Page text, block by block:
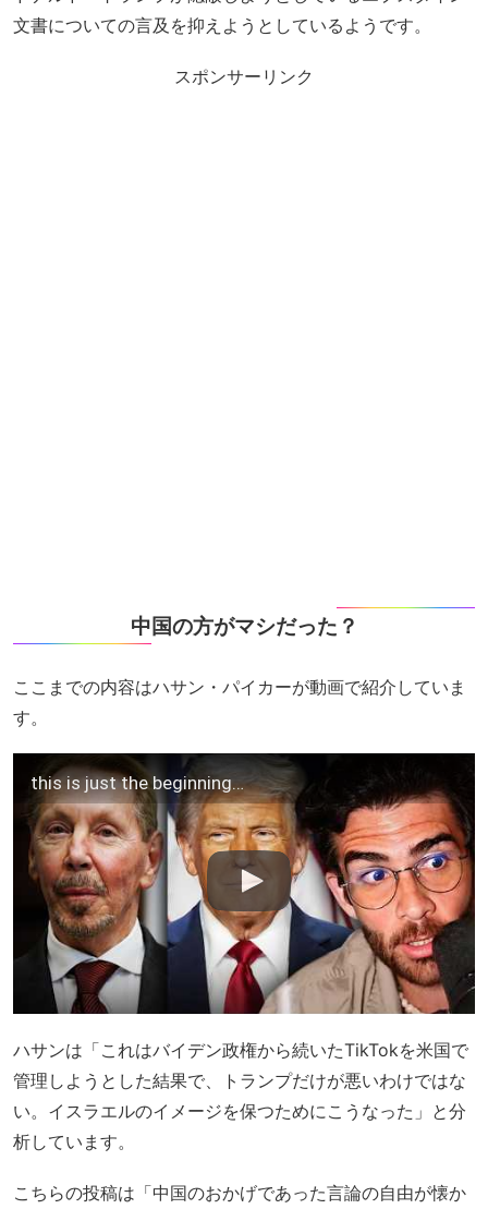
文書についての言及を抑えようとしているようです。
スポンサーリンク
中国の方がマシだった？
ここまでの内容はハサン・パイカーが動画で紹介していま
す。
this is just the beginning…
ハサンは「これはバイデン政権から続いたTikTokを米国で
管理しようとした結果で、トランプだけが悪いわけではな
い。イスラエルのイメージを保つためにこうなった」と分
析しています。
こちらの投稿は「中国のおかげであった言論の自由が懐か